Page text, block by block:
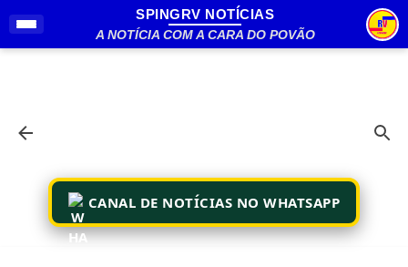
Pular para o conteúdo principal
SPINGRV NOTÍCIAS
A NOTÍCIA COM A CARA DO POVÃO
CANAL DE NOTÍCIAS NO WHATSAPP